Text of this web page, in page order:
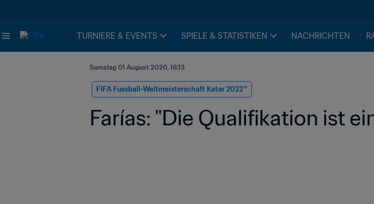
TURNIERE & EVENTS SPIELE & STATISTIKEN NACHRICHTEN
Samstag 01 August 2020, 16:13
FIFA Fussball-Weltmeisterschaft Katar 2022™
Farías: "Die Qualifikation ist